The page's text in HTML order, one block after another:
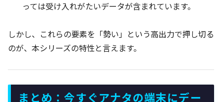
っては受け入れがたいデータが含まれています。
しかし、これらの要素を「勢い」という高出力で押し切る
のが、本シリーズの特性と言えます。
まとめ：今すぐアナタの端末にデー